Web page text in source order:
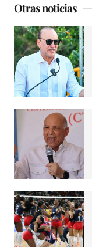
Otras noticias